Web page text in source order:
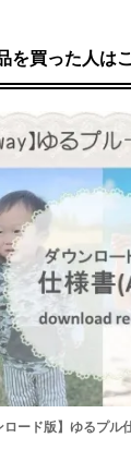
を買った人は
ロード版】ゆるプ